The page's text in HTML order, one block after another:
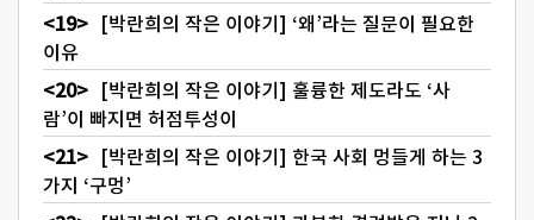
[박란희의 작은 이야기] ‘왜’라는 질문이 필요한
이유
[박란희의 작은 이야기] 훌륭한 제도라도 ‘사
람’이 빠지면 허점투성이
[박란희의 작은 이야기] 한국 사회 멍들게 하는 3
가지 ‘구멍’